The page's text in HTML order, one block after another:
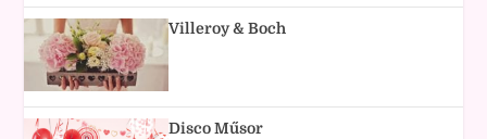
Villeroy & Boch
Disco Műsor